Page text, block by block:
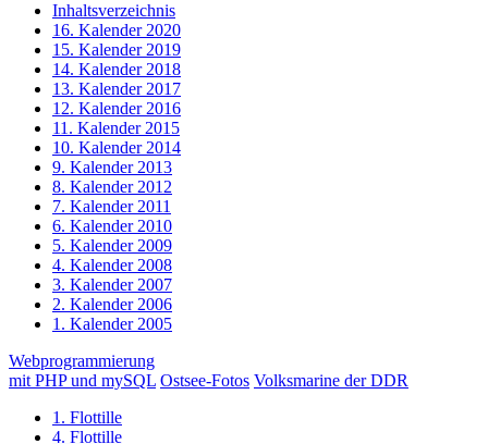
Inhaltsverzeichnis
16. Kalender 2020
15. Kalender 2019
14. Kalender 2018
13. Kalender 2017
12. Kalender 2016
11. Kalender 2015
10. Kalender 2014
9. Kalender 2013
8. Kalender 2012
7. Kalender 2011
6. Kalender 2010
5. Kalender 2009
4. Kalender 2008
3. Kalender 2007
2. Kalender 2006
1. Kalender 2005
Webprogrammierung
mit PHP und mySQL Ostsee-Fotos Volksmarine der DDR
1. Flottille
4. Flottille